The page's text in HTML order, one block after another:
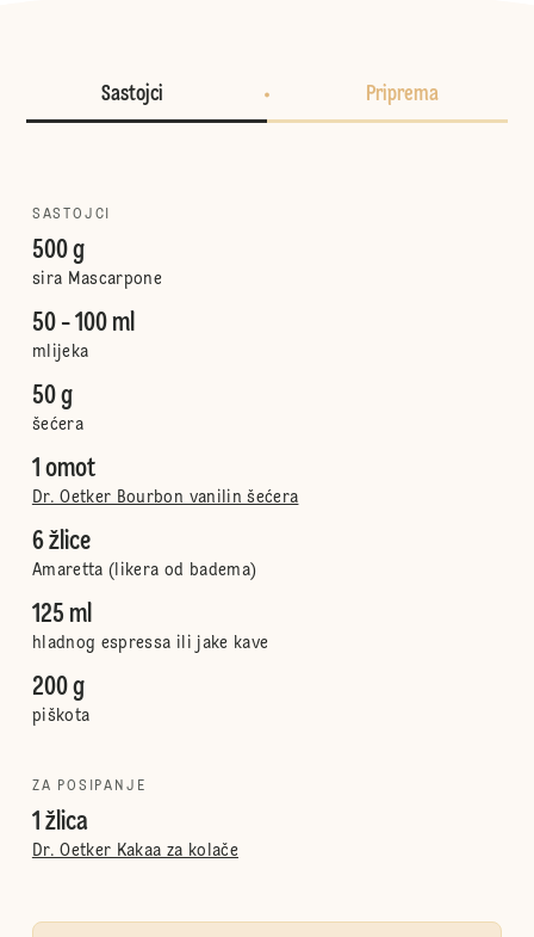
Sastojci Priprema
SASTOJCI
500 g
sira Mascarpone
50 - 100 ml
mlijeka
50 g
šećera
1 omot
Dr. Oetker Bourbon vanilin šećera
6 žlice
Amaretta (likera od badema)
125 ml
hladnog espressa ili jake kave
200 g
piškota
ZA POSIPANJE
1 žlica
Dr. Oetker Kakaa za kolače